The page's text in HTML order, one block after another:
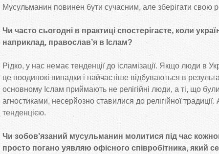
Мусульманин повинен бути сучасним, але зберігати свою
Чи часто сьогодні в практиці спостерігаєте, коли
наприклад, православ’я в Іслам?
Рідко, у нас немає тенденції до ісламізації. Якщо люди в
це поодинокі випадки і найчастіше відбуваються в
основному Іслам приймають не релігійні люди, а ті, що
агностиками, несерйозно ставилися до релігійної
тенденцією.
Чи зобов’язаний мусульманин молитися під час
просто погано уявляю офісного співробітника, який